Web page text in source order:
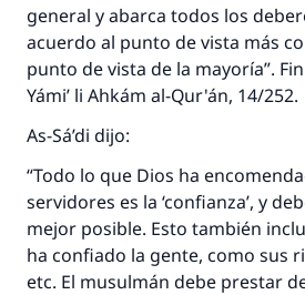
general y abarca todos los
acuerdo al punto de vista más
punto de vista de la mayoría”.
Yámi’ li Ahkám al-Qur'án, 14/252.
As-Sá’di dijo:
“Todo lo que Dios ha
servidores es la ‘confianza’, y
mejor posible. Esto también
ha confiado la gente, como sus
etc. El musulmán debe prestar